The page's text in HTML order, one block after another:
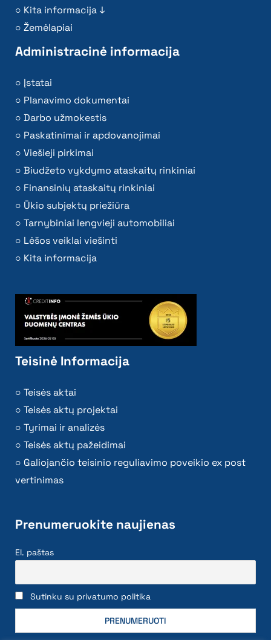
Kita informacija ↓
Žemėlapiai
Administracinė informacija
Įstatai
Planavimo dokumentai
Darbo užmokestis
Paskatinimai ir apdovanojimai
Viešieji pirkimai
Biudžeto vykdymo ataskaitų rinkiniai
Finansinių ataskaitų rinkiniai
Ūkio subjektų priežiūra
Tarnybiniai lengvieji automobiliai
Lėšos veiklai viešinti
Kita informacija
Teisinė Informacija
Teisės aktai
Teisės aktų projektai
Tyrimai ir analizės
Teisės aktų pažeidimai
Galiojančio teisinio reguliavimo poveikio ex post
vertinimas
Prenumeruokite naujienas
El. paštas
Sutinku su privatumo politika